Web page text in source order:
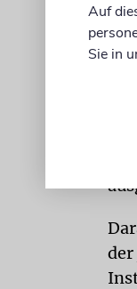
der
Auf
Sie in